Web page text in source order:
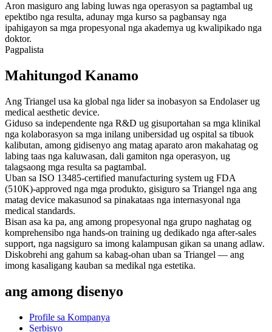
Aron masiguro ang labing luwas nga operasyon sa pagtambal ug
epektibo nga resulta, adunay mga kurso sa pagbansay nga
ipahigayon sa mga propesyonal nga akademya ug kwalipikado nga
doktor.
Pagpalista
Mahitungod Kanamo
Ang Triangel usa ka global nga lider sa inobasyon sa Endolaser ug
medical aesthetic device.
Giduso sa independente nga R&D ug gisuportahan sa mga klinikal
nga kolaborasyon sa mga inilang unibersidad ug ospital sa tibuok
kalibutan, among gidisenyo ang matag aparato aron makahatag og
labing taas nga kaluwasan, dali gamiton nga operasyon, ug
talagsaong mga resulta sa pagtambal.
Uban sa ISO 13485-certified manufacturing system ug FDA
(510K)-approved nga mga produkto, gisiguro sa Triangel nga ang
matag device makasunod sa pinakataas nga internasyonal nga
medical standards.
Bisan asa ka pa, ang among propesyonal nga grupo naghatag og
komprehensibo nga hands-on training ug dedikado nga after-sales
support, nga nagsiguro sa imong kalampusan gikan sa unang adlaw.
Diskobrehi ang gahum sa kabag-ohan uban sa Triangel — ang
imong kasaligang kauban sa medikal nga estetika.
ang among disenyo
Profile sa Kompanya
Serbisyo